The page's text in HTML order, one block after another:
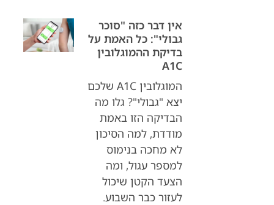
אין דבר כזה "סוכר
גבולי": כל האמת על
בדיקת ההמוגלובין
A1C
המוגלובין A1C שלכם
יצא "גבולי"? גלו מה
הבדיקה הזו באמת
מודדת, למה הסיכון
לא מחכה בנימוס
למספר עגול, ומה
הצעד הקטן שיכול
לעזור כבר השבוע.